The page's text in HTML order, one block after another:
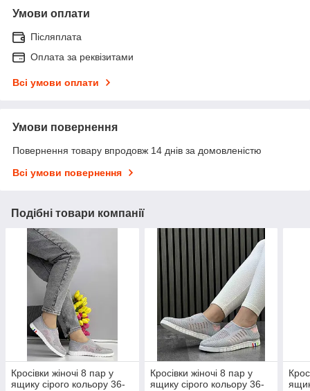
Умови оплати
Післяплата
Оплата за реквізитами
Всі умови оплати
Умови повернення
Повернення товару впродовж 14 днів за домовленістю
Всі умови повернення
Подібні товари компанії
Кросівки жіночі 8 пар у
ящику сірого кольору 36-
Кросівки жіночі 8 пар у
ящику сірого кольору 36-